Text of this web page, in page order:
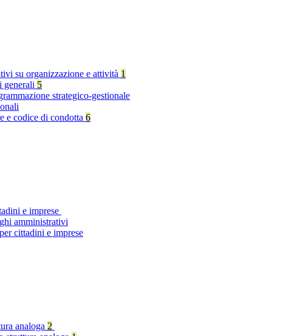
su organizzazione e attività 1
generali 5
strategico-gestionale
e codice di condotta 6
e imprese
amministrativi
cittadini e imprese
analoga 2